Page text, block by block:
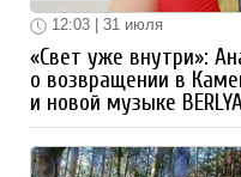
12:03 | 31 июля
«Свет уже внутри»:
о возвращении в
и новой музыке